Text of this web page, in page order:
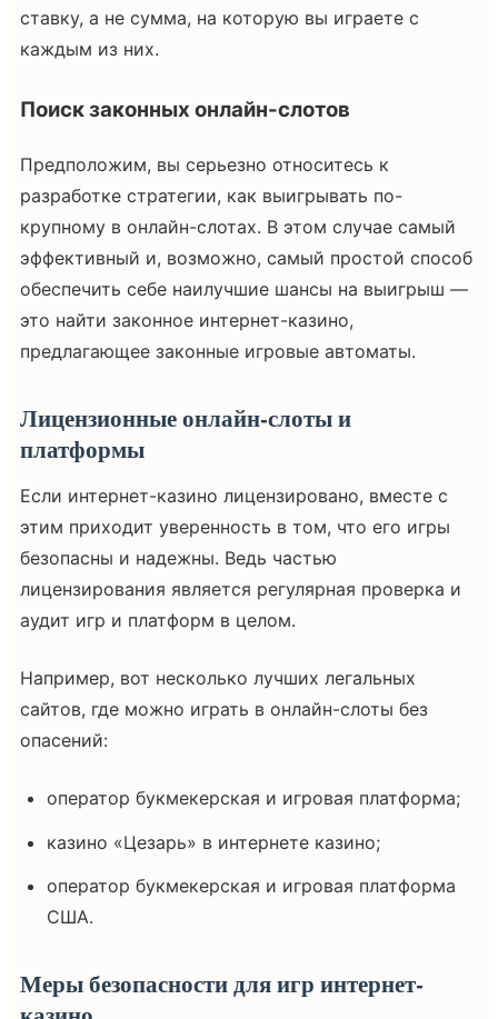
ставку, а не сумма, на которую вы играете с
каждым из них.
Поиск законных онлайн-слотов
Предположим, вы серьезно относитесь к
разработке стратегии, как выигрывать по-
крупному в онлайн-слотах. В этом случае самый
эффективный и, возможно, самый простой способ
обеспечить себе наилучшие шансы на выигрыш —
это найти законное интернет-казино,
предлагающее законные игровые автоматы.
Лицензионные онлайн-слоты и
платформы
Если интернет-казино лицензировано, вместе с
этим приходит уверенность в том, что его игры
безопасны и надежны. Ведь частью
лицензирования является регулярная проверка и
аудит игр и платформ в целом.
Например, вот несколько лучших легальных
сайтов, где можно играть в онлайн-слоты без
опасений:
оператор букмекерская и игровая платформа;
казино «Цезарь» в интернете казино;
оператор букмекерская и игровая платформа
США.
Меры безопасности для игр интернет-